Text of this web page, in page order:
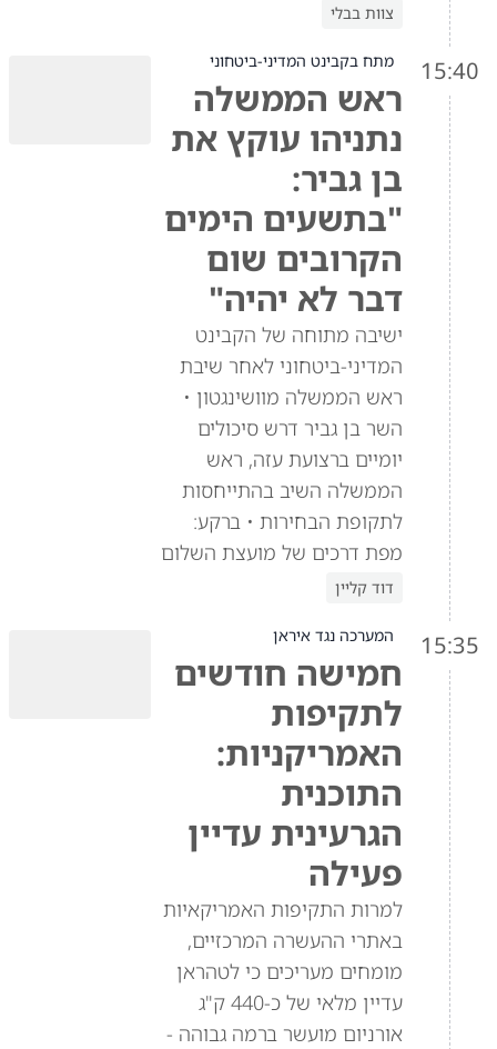
צוות בבלי
15:40 מתח בקבינט המדיני-ביטחוני
ראש הממשלה
נתניהו עוקץ את
בן גביר:
"בתשעים הימים
הקרובים שום
דבר לא יהיה"
ישיבה מתוחה של הקבינט
המדיני-ביטחוני לאחר שיבת
ראש הממשלה מוושינגטון •
השר בן גביר דרש סיכולים
יומיים ברצועת עזה, ראש
הממשלה השיב בהתייחסות
לתקופת הבחירות • ברקע:
מפת דרכים של מועצת השלום
דוד קליין
15:35 המערכה נגד איראן
חמישה חודשים
לתקיפות
האמריקניות:
התוכנית
הגרעינית עדיין
פעילה
למרות התקיפות האמריקאיות
באתרי ההעשרה המרכזיים,
מומחים מעריכים כי לטהראן
עדיין מלאי של כ-440 ק"ג
אורניום מועשר ברמה גבוהה -